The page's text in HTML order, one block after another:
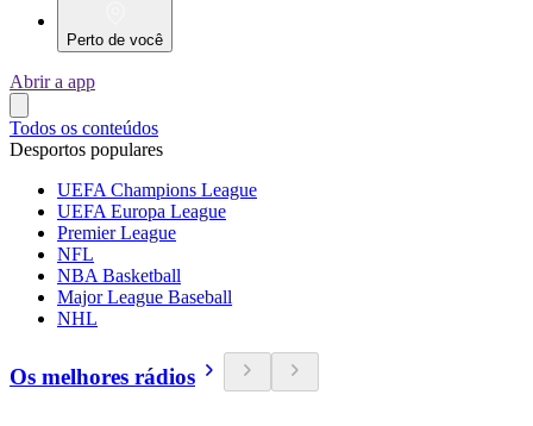
Perto de você
Abrir a app
Todos os conteúdos
Desportos populares
UEFA Champions League
UEFA Europa League
Premier League
NFL
NBA Basketball
Major League Baseball
NHL
Os melhores rádios